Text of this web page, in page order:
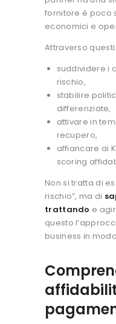
fornitore è poco
economici e
Attraverso
suddividere i
rischio,
stabilire
differenziate,
attivare in
recupero,
affiancare ai
scoring
Non si tratta di
rischio”, ma di
trattando e
questo
business in